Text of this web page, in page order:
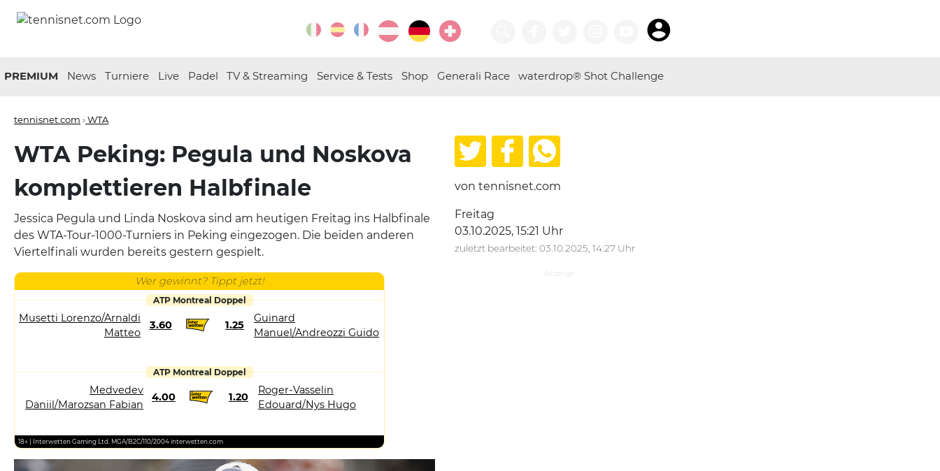
PREMIUM News Turniere Live Padel TV & Streaming Service & Tests Shop Generali Race waterdrop® Shot Challenge
tennisnet.com › WTA
WTA Peking: Pegula und Noskova
komplettieren Halbfinale
Jessica Pegula und Linda Noskova sind am heutigen Freitag ins Halbfinale
des WTA-Tour-1000-Turniers in Peking eingezogen. Die beiden anderen
Viertelfinali wurden bereits gestern gespielt.
Wer gewinnt? Tippt jetzt!
ATP Montreal Doppel
Musetti Lorenzo/Arnaldi
Matteo
3.60 1.25
Guinard
Manuel/Andreozzi Guido
ATP Montreal Doppel
Medvedev
Daniil/Marozsan Fabian
4.00 1.20
Roger-Vasselin
Edouard/Nys Hugo
18+ | Interwetten Gaming Ltd. MGA/B2C/110/2004 interwetten.com
von tennisnet.com
Freitag
03.10.2025, 15:21 Uhr
zuletzt bearbeitet: 03.10.2025, 14:27 Uhr